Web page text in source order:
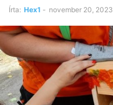
Írta: Hex1 - november 20, 2023